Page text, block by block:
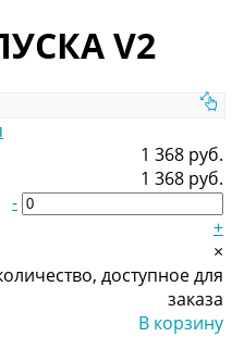
V2
1 368 руб.
1 368 руб.
-
+
×
доступное для
заказа
В корзину